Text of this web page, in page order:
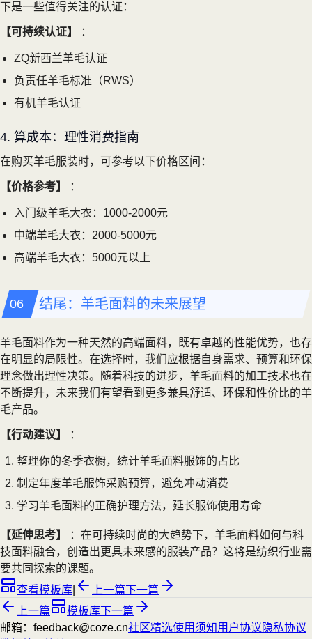
下是一些值得关注的认证：
【可持续认证】 ：
ZQ新西兰羊毛认证
负责任羊毛标准（RWS）
有机羊毛认证
4. 算成本：理性消费指南
在购买羊毛服装时，可参考以下价格区间：
【价格参考】 ：
入门级羊毛大衣：1000-2000元
中端羊毛大衣：2000-5000元
高端羊毛大衣：5000元以上
结尾：羊毛面料的未来展望
羊毛面料作为一种天然的高端面料，既有卓越的性能优势，也存
在明显的局限性。在选择时，我们应根据自身需求、预算和环保
理念做出理性决策。随着科技的进步，羊毛面料的加工技术也在
不断提升，未来我们有望看到更多兼具舒适、环保和性价比的羊
毛产品。
【行动建议】 ：
整理你的冬季衣橱，统计羊毛面料服饰的占比
制定年度羊毛服饰采购预算，避免冲动消费
学习羊毛面料的正确护理方法，延长服饰使用寿命
【延伸思考】
：在可持续时尚的大趋势下，羊毛面料如何与科
技面料融合，创造出更具未来感的服装产品？这将是纺织行业需
要共同探索的课题。
查看模板库
上一篇下一篇
上一篇
模板库下一篇
邮箱：feedback@coze.cn社区精选使用须知用户协议 隐私协议